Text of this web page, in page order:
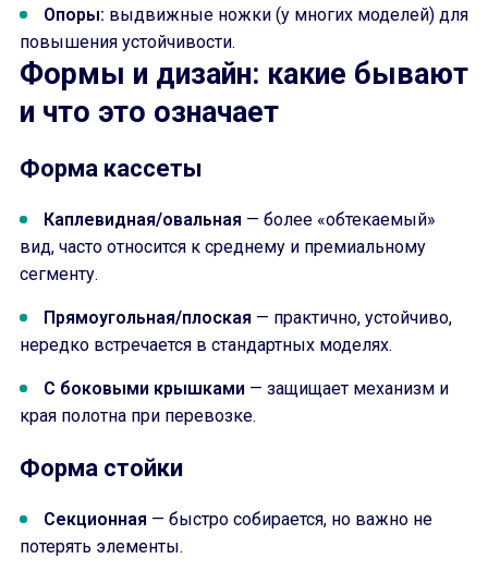
Опоры: выдвижные ножки (у многих моделей) для
повышения устойчивости.
Формы и дизайн: какие бывают
и что это означает
Форма кассеты
Каплевидная/овальная — более «обтекаемый»
вид, часто относится к среднему и премиальному
сегменту.
Прямоугольная/плоская — практично, устойчиво,
нередко встречается в стандартных моделях.
С боковыми крышками — защищает механизм и
края полотна при перевозке.
Форма стойки
Секционная — быстро собирается, но важно не
потерять элементы.